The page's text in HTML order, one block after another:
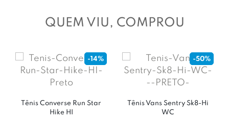
QUEM VIU, COMPROU
-14%
Tênis Converse Run Star
Hike HI
-50%
Tênis Vans Sentry Sk8-Hi
WC